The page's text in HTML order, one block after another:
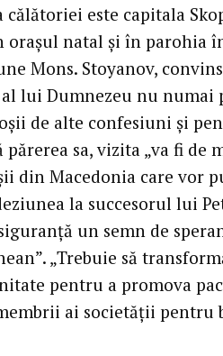
este capitala
orașul natal și în parohia
Mons. Stoyanov,
lui Dumnezeu nu numai
de alte confesiuni și
sa, vizita „va fi de
din Macedonia care vor
la succesorul lui
un semn de
„Trebuie să
pentru a promova
ai societății pentru